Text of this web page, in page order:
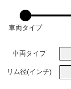
車両タイプ
車両タイプ
リム径(インチ)